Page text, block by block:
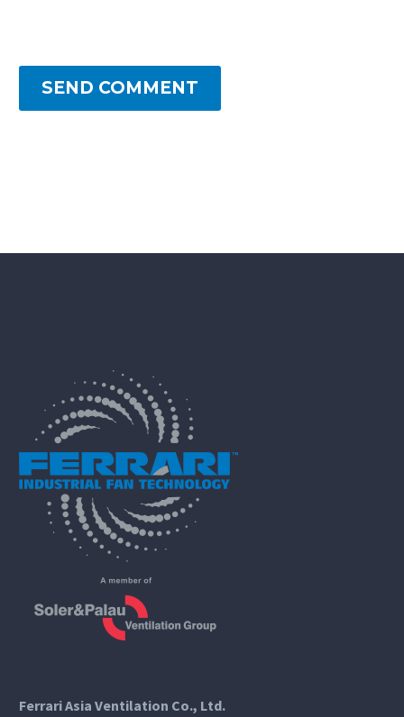
SEND COMMENT
Ferrari Asia Ventilation Co., Ltd.